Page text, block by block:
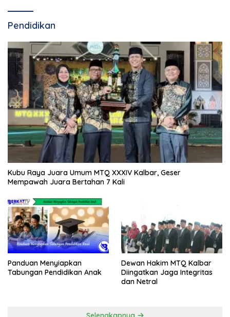
Pendidikan
Kubu Raya Juara Umum MTQ XXXIV Kalbar, Geser
Mempawah Juara Bertahan 7 Kali
Panduan Menyiapkan
Tabungan Pendidikan Anak
Dewan Hakim MTQ Kalbar
Diingatkan Jaga Integritas
dan Netral